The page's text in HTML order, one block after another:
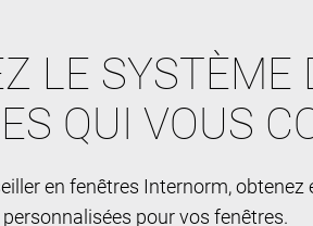
LE SYSTÈME
QUI VOUS
en fenêtres Internorm, obtenez
pour vos fenêtres.